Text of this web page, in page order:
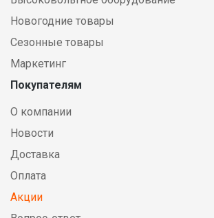
Новогодние товары
Сезонные товары
Маркетинг
Покупателям
О компании
Новости
Доставка
Оплата
Акции